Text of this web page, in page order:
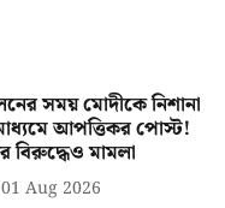
সময় মোদীকে নিশানা
আপত্তিকর পোস্ট!
বিরুদ্ধেও মামলা
01 Aug 2026